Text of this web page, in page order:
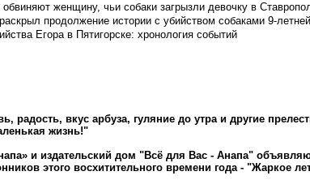
женщину, чьи собаки загрызли девочку в
продолжение истории с убийством собаками 9-
Егора в Пятигорске: хронология событий
радость, вкус арбуза, гуляние до утра и другие
жизнь!"
и издательский дом "Всё для Вас - Анапа"
этого восхитительного времени года - "Жаркое